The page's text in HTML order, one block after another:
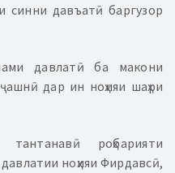
синни давъатӣ баргузор
давлатӣ ба макони
дар ин ноҳияи шаҳри
роҳбарияти
ноҳияи Фирдавсӣ,